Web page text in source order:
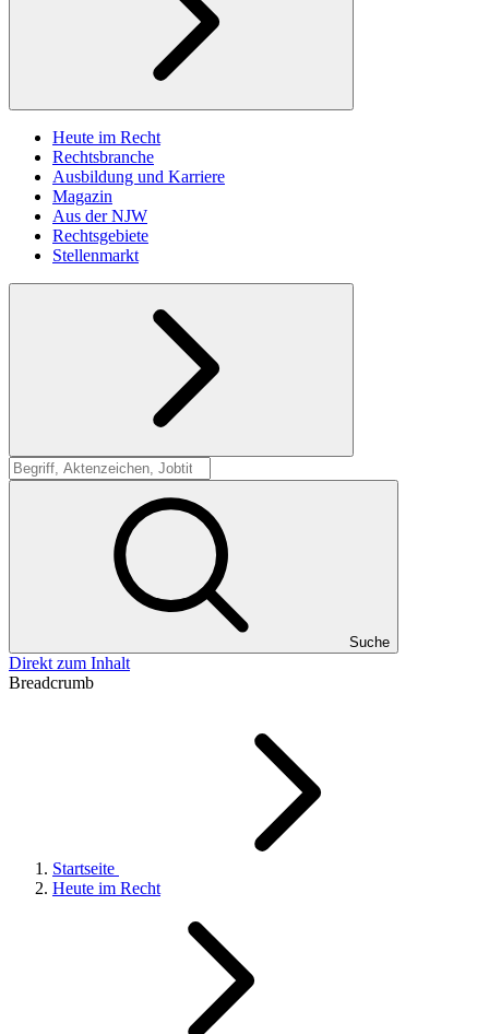
Heute im Recht
Rechtsbranche
Ausbildung und Karriere
Magazin
Aus der NJW
Rechtsgebiete
Stellenmarkt
Suche
Suche
Direkt zum Inhalt
Breadcrumb
Startseite
Heute im Recht